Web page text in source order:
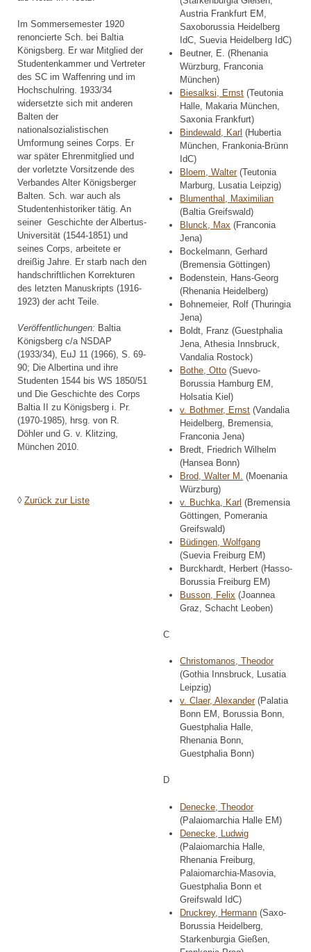
Im Sommersemester 1920
renoncierte Sch. bei Baltia
Königsberg. Er war Mitglied der
Studentenkammer und Vertreter
des SC im Waffenring und im
Hochschulring. 1933/34
widersetzte sich mit anderen
Balten der
nationalsozialistischen
Umformung seines Corps. Er
war später Ehrenmitglied und
der vorletzte Vorsitzende des
Verbandes Alter Königsberger
Balten. Sch. war auch als
Studentenhistoriker tätig. An
seiner Geschichte der Albertus-
Universität (1544-1851) und
seines Corps, arbeitete er
dreißig Jahre. Er starb nach den
handschriftlichen Korrekturen
des letzten Manuskripts (1916-
1923) der acht Teile.
Veröffentlichungen: Baltia
Königsberg c/a NSDAP
(1933/34), EuJ 11 (1966), S. 69-
90; Die Albertina und ihre
Studenten 1544 bis WS 1850/51
und Die Geschichte des Corps
Baltia II zu Königsberg i. Pr.
(1970-1985), hrsg. von R.
Döhler und G. v. Klitzing,
München 2010.
◊ Zurück zur Liste
Austria Frankfurt EM,
Saxoborussia Heidelberg
IdC, Suevia Heidelberg IdC)
Beutner, E. (Rhenania
Würzburg, Franconia
München)
Biesalksi, Ernst (Teutonia
Halle, Makaria München,
Saxonia Frankfurt)
Bindewald, Karl (Hubertia
München, Frankonia-Brünn
IdC)
Bloem, Walter (Teutonia
Marburg, Lusatia Leipzig)
Blumenthal, Maximilian
(Baltia Greifswald)
Blunck, Max (Franconia
Jena)
Bockelmann, Gerhard
(Bremensia Göttingen)
Bodenstein, Hans-Georg
(Rhenania Heidelberg)
Bohnemeier, Rolf (Thuringia
Jena)
Boldt, Franz (Guestphalia
Jena, Athesia Innsbruck,
Vandalia Rostock)
Bothe, Otto (Suevo-
Borussia Hamburg EM,
Holsatia Kiel)
v. Bothmer, Ernst (Vandalia
Heidelberg, Bremensia,
Franconia Jena)
Bredt, Friedrich Wilhelm
(Hansea Bonn)
Brod, Walter M.
(Moenania
Würzburg)
v. Buchka, Karl (Bremensia
Göttingen, Pomerania
Greifswald)
Büdingen, Wolfgang
(Suevia Freiburg EM)
Burckhardt, Herbert (Hasso-
Borussia Freiburg EM)
Busson, Felix (Joannea
Graz, Schacht Leoben)
C
Christomanos, Theodor
(Gothia Innsbruck, Lusatia
Leipzig)
v. Claer, Alexander (Palatia
Bonn EM, Borussia Bonn,
Guestphalia Halle,
Rhenania Bonn,
Guestphalia Bonn)
D
Denecke, Theodor
(Palaiomarchia Halle EM)
Denecke, Ludwig
(Palaiomarchia Halle,
Rhenania Freiburg,
Palaiomarchia-Masovia,
Guestphalia Bonn et
Greifswald IdC)
Druckrey, Hermann (Saxo-
Borussia Heidelberg,
Starkenburgia Gießen,